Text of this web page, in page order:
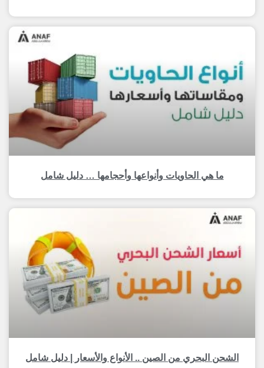
ما هي الحاويات وأنواعها وأحجامها … دليل شامل
الشحن البحري من الصين .. الأنواع والأسعار | دليل شامل